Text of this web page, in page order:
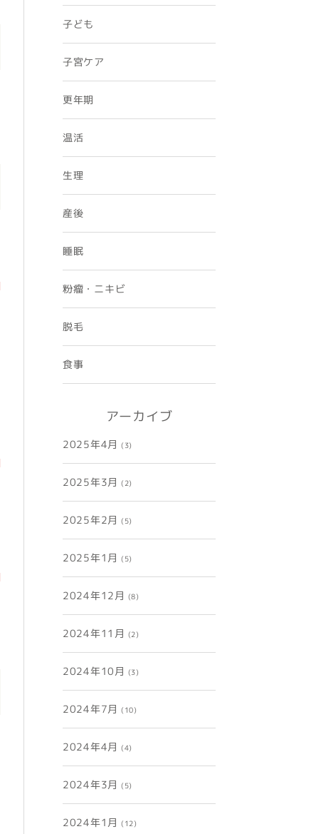
子ども
子宮ケア
更年期
温活
生理
産後
睡眠
粉瘤・ニキビ
脱毛
食事
アーカイブ
2025年4月 (3)
2025年3月 (2)
2025年2月 (5)
2025年1月 (5)
2024年12月 (8)
2024年11月 (2)
2024年10月 (3)
2024年7月 (10)
2024年4月 (4)
2024年3月 (5)
2024年1月 (12)